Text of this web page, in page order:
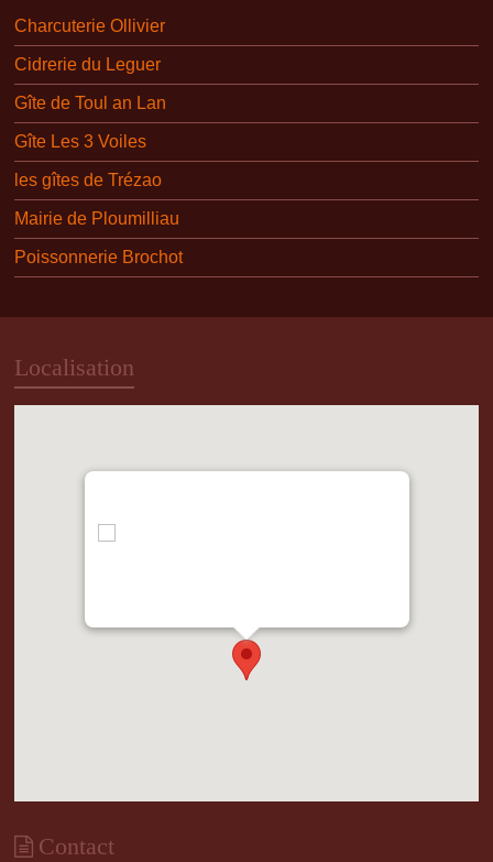
Charcuterie Ollivier
Cidrerie du Leguer
Gîte de Toul an Lan
Gîte Les 3 Voiles
les gîtes de Trézao
Mairie de Ploumilliau
Poissonnerie Brochot
Localisation
Contact